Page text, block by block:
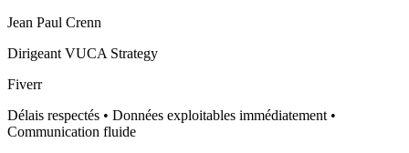
Jean Paul Crenn
Dirigeant VUCA Strategy
Fiverr
Délais respectés • Données exploitables immédiatement •
Communication fluide